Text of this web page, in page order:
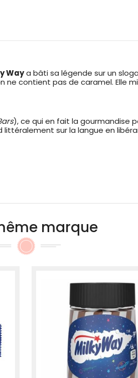
Waya bâti sa légende sur un
contient pas de caramel. Elle
), ce qui en fait la gourmandise
sur la langue en
marque